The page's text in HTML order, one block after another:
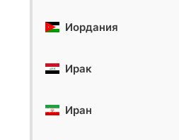
Иордания
Ирак
Иран